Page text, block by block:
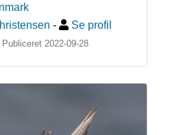
- Se profil
Publiceret 2022-09-28